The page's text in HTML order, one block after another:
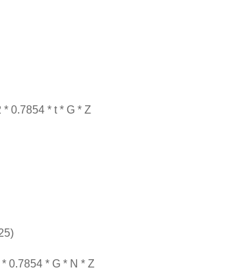
0.7854 * t * G * Z
0.7854 * G * N * Z